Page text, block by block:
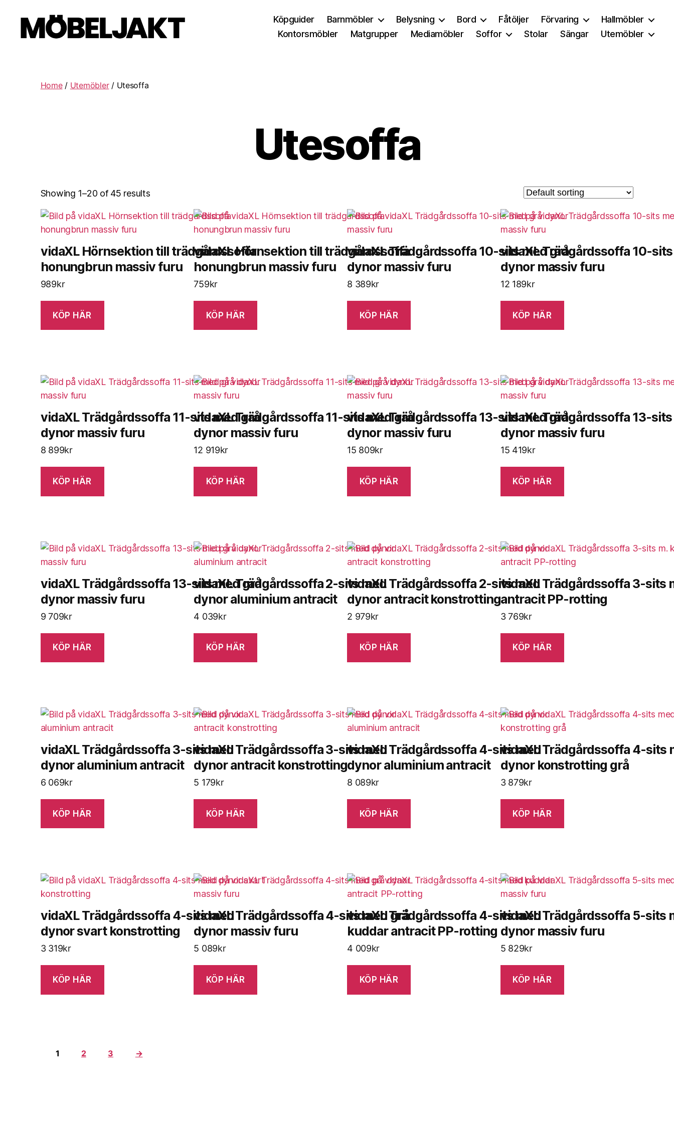
Köpguider Barnmöbler Belysning Bord Fåtöljer Förvaring
Hallmöbler
Kontorsmöbler
Matgrupper Mediamöbler Soffor Stolar Sängar Utemöbler
Home/ Utemöbler/ Utesoffa
Utesoffa
Showing 1–20 of 45 results
vidaXL Hörnsektion till trädgårdssoffa
honungbrun massiv furu
989kr
KÖP HÄR
vidaXL Hörnsektion till trädgårdssoffa
honungbrun massiv furu
759kr
KÖP HÄR
vidaXL Trädgårdssoffa 10-sits med grå
dynor massiv furu
8 389kr
KÖP HÄR
vidaXL Trädgårdssoffa 10-
dynor massiv furu
12 189kr
KÖP HÄR
vidaXL Trädgårdssoffa 11-sits med grå
dynor massiv furu
8 899kr
KÖP HÄR
vidaXL Trädgårdssoffa 11-sits med grå
dynor massiv furu
12 919kr
KÖP HÄR
vidaXL Trädgårdssoffa 13-sits med grå
dynor massiv furu
15 809kr
KÖP HÄR
vidaXL Trädgårdssoffa 13-
dynor massiv furu
15 419kr
KÖP HÄR
vidaXL Trädgårdssoffa 13-sits med grå
dynor massiv furu
9 709kr
KÖP HÄR
vidaXL Trädgårdssoffa 2-sits med
dynor aluminium antracit
4 039kr
KÖP HÄR
vidaXL Trädgårdssoffa 2-sits med
dynor antracit konstrotting
2 979kr
KÖP HÄR
vidaXL Trädgårdssoffa 3-sits
antracit PP-rotting
3 769kr
KÖP HÄR
vidaXL Trädgårdssoffa 3-sits med
dynor aluminium antracit
6 069kr
KÖP HÄR
vidaXL Trädgårdssoffa 3-sits med
dynor antracit konstrotting
5 179kr
KÖP HÄR
vidaXL Trädgårdssoffa 4-sits med
dynor aluminium antracit
8 089kr
KÖP HÄR
vidaXL Trädgårdssoffa 4-sits
dynor konstrotting grå
3 879kr
KÖP HÄR
vidaXL Trädgårdssoffa 4-sits med
dynor svart konstrotting
3 319kr
KÖP HÄR
vidaXL Trädgårdssoffa 4-sits med grå
dynor massiv furu
5 089kr
KÖP HÄR
vidaXL Trädgårdssoffa 4-sits med
kuddar antracit PP-rotting
4 009kr
KÖP HÄR
vidaXL Trädgårdssoffa 5-sits
dynor massiv furu
5 829kr
KÖP HÄR
1 2 3 →